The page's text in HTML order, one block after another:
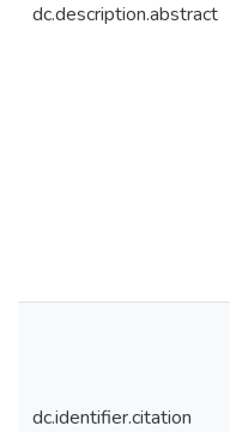
dc.description.abstract
dc.identifier.citation